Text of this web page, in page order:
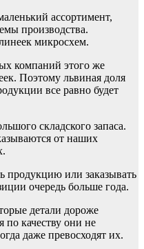
ассортимент,
производства.
микросхем.
компаний этого же
Поэтому львиная доля
все равно будет
складского запаса.
от наших
продукцию или заказывать
очередь больше года.
детали дороже
качеству они не
даже превосходят их.